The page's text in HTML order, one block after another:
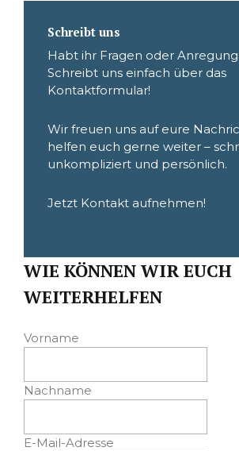
Schreibt uns
Habt ihr Fragen oder
Schreibt uns einfach über das
Kontaktformular!
Wir freuen uns auf eure
helfen euch gerne weiter –
unkompliziert und persönlich.
Jetzt Kontakt aufnehmen!
WIE KÖNNEN WIR EUCH
WEITERHELFEN
Vorname
Nachname
E-Mail-Adresse